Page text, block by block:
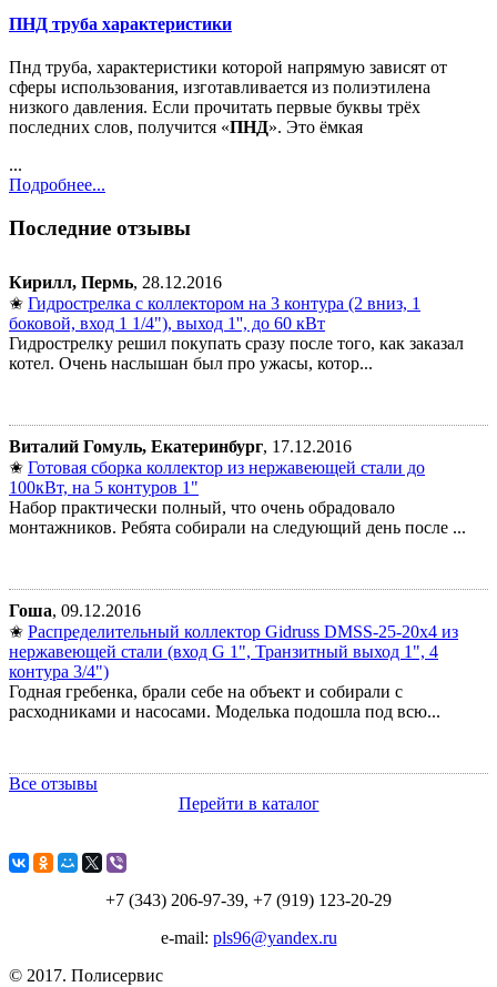
ПНД труба характеристики
Пнд труба, характеристики которой напрямую зависят от
сферы использования, изготавливается из полиэтилена
низкого давления. Если прочитать первые буквы трёх
последних слов, получится «ПНД». Это ёмкая
...
Подробнее...
Последние отзывы
Кирилл, Пермь, 28.12.2016
✬ Гидрострелка с коллектором на 3 контура (2 вниз, 1
боковой, вход 1 1/4"), выход 1'', до 60 кВт
Гидрострелку решил покупать сразу после того, как заказал
котел. Очень наслышан был про ужасы, котор...
Виталий Гомуль, Екатеринбург, 17.12.2016
✬ Готовая сборка коллектор из нержавеющей стали до
100кВт, на 5 контуров 1"
Набор практически полный, что очень обрадовало
монтажников. Ребята собирали на следующий день после ...
Гоша, 09.12.2016
✬ Распределительный коллектор Gidruss DMSS-25-20x4 из
нержавеющей стали (вход G 1", Транзитный выход 1", 4
контура 3/4")
Годная гребенка, брали себе на объект и собирали с
расходниками и насосами. Моделька подошла под всю...
Все отзывы
Перейти в каталог
+7 (343) 206-97-39, +7 (919) 123-20-29
e-mail: pls96@yandex.ru
© 2017. Полисервиc